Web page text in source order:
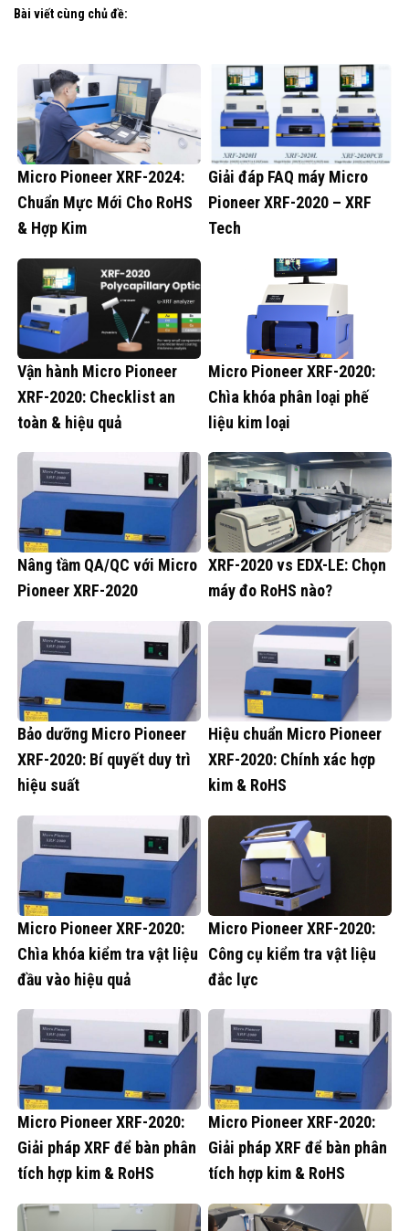
Bài viết cùng chủ đề:
Micro Pioneer XRF-2024:
Chuẩn Mực Mới Cho RoHS
& Hợp Kim
Giải đáp FAQ máy Micro
Pioneer XRF-2020 – XRF
Tech
Vận hành Micro Pioneer
XRF-2020: Checklist an
toàn & hiệu quả
Micro Pioneer XRF-2020:
Chìa khóa phân loại phế
liệu kim loại
Nâng tầm QA/QC với Micro
Pioneer XRF-2020
XRF-2020 vs EDX-LE: Chọn
máy đo RoHS nào?
Bảo dưỡng Micro Pioneer
XRF-2020: Bí quyết duy trì
hiệu suất
Hiệu chuẩn Micro Pioneer
XRF-2020: Chính xác hợp
kim & RoHS
Micro Pioneer XRF-2020:
Chìa khóa kiểm tra vật liệu
đầu vào hiệu quả
Micro Pioneer XRF-2020:
Công cụ kiểm tra vật liệu
đắc lực
Micro Pioneer XRF-2020:
Giải pháp XRF để bàn phân
tích hợp kim & RoHS
Micro Pioneer XRF-2020:
Giải pháp XRF để bàn phân
tích hợp kim & RoHS